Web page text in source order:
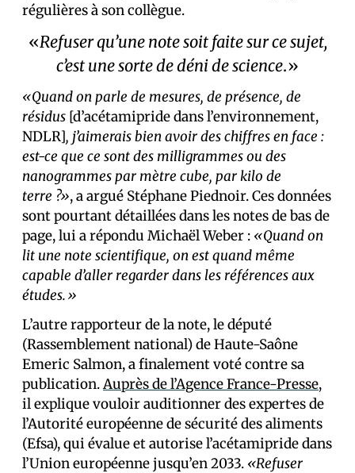
régulières à son collègue.
«Refuser qu’une note soit faite sur ce sujet,
c’est une sorte de déni de science.»
«Quand on parle de mesures, de présence, de
résidus [d’acétamipride dans l’environnement,
NDLR], j’aimerais bien avoir des chiffres en face :
est-ce que ce sont des milligrammes ou des
nanogrammes par mètre cube, par kilo de
terre ?», a argué Stéphane Piednoir. Ces données
sont pourtant détaillées dans les notes de bas de
page, lui a répondu Michaël Weber : «Quand on
lit une note scientifique, on est quand même
capable d’aller regarder dans les références aux
études.»
L’autre rapporteur de la note, le député
(Rassemblement national) de Haute-Saône
Emeric Salmon, a finalement voté contre sa
publication.Auprès de l’Agence France-Presse,
il explique vouloir auditionner des expert·es de
l’Autorité européenne de sécurité des aliments
(Efsa), qui évalue et autorise l’acétamipride dans
l’Union européenne jusqu’en 2033. «Refuser